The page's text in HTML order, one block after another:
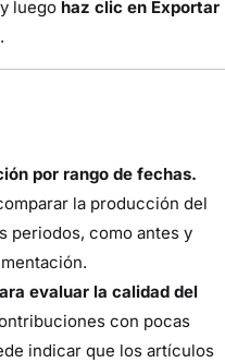
luego haz clic en Exportar
por rango de fechas.
la producción del
periodos, como antes y
evaluar la calidad del
con pocas
indicar que los artículos